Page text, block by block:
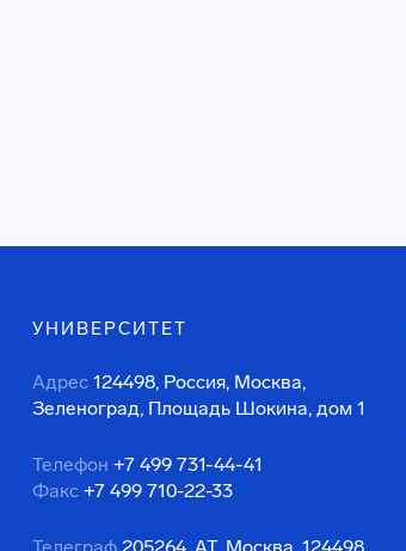
УНИВЕРСИТЕТ
Адрес 124498, Россия, Москва,
Зеленоград, Площадь Шокина, дом 1
Телефон +7 499 731-44-41
Факс +7 499 710-22-33